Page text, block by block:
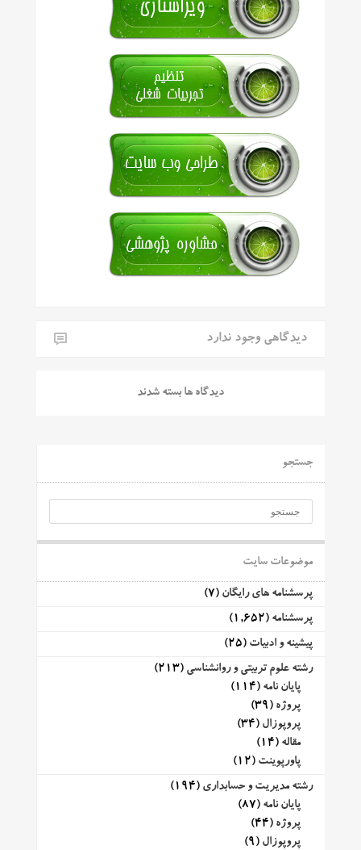
دیدگاهی وجود ندارد
دیدگاه ها بسته شدند
جستجو
موضوعات سایت
پرسشنامه های رایگان (7)
پرسشنامه (1,652)
پیشینه و ادبیات (25)
رشته علوم تربیتی و روانشناسی (213)
پایان نامه (114)
پروژه (39)
پروپوزال (34)
مقاله (14)
پاورپوینت (12)
رشته مدیریت و حسابداری (194)
پایان نامه (87)
پروژه (44)
پروپوزال (9)